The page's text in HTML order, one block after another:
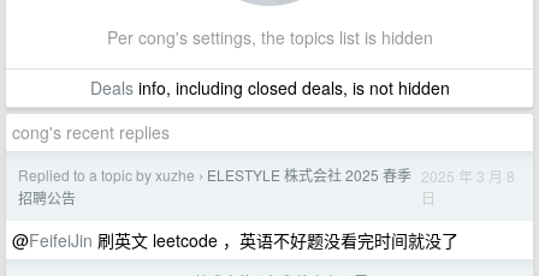
Per cong's settings, the topics list is hidden
Dealsinfo, including closed deals, is not hidden
cong's recent replies
Replied to a topic by xuzhe › ELESTYLE 株式会社 2025 春季
招聘公告
2025 年 3 月 8
日
@FeifeiJin 刷英文 leetcode ，英语不好题没看完时间就没了